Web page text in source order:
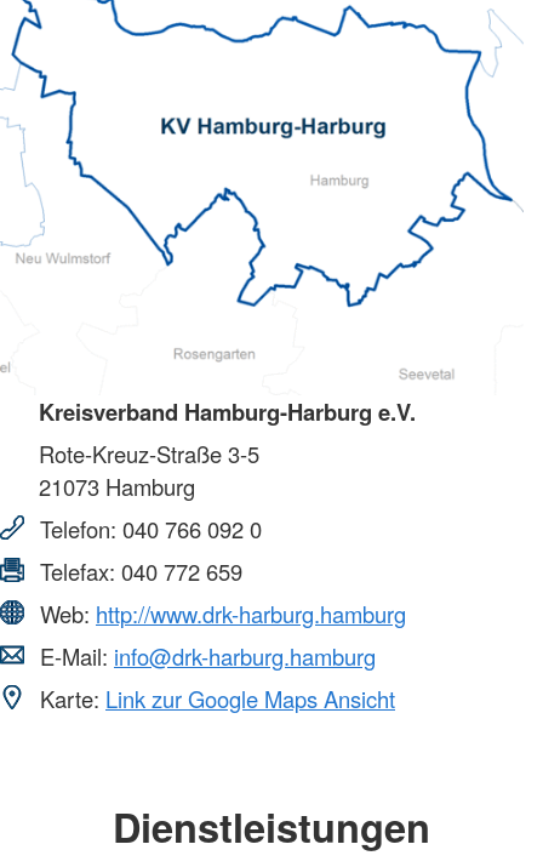
Kreisverband Hamburg-Harburg e.V.
Rote-Kreuz-Straße 3-5
21073 Hamburg
Telefon: 040 766 092 0
Telefax: 040 772 659
Web: http://www.drk-harburg.hamburg
E-Mail: info@drk-harburg.hamburg
Karte: Link zur Google Maps Ansicht
Dienstleistungen